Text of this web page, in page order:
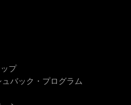
プ
バック・プログラム